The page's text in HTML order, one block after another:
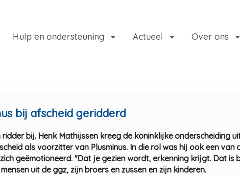
Hulp en ondersteuning Actueel Over ons
bij afscheid geridderd
bij. Henk Mathijssen kreeg de koninklijke onderscheiding
als voorzitter van Plusminus. In die rol was hij ook een van
geëmotioneerd. "Dat je gezien wordt, erkenning krijgt. Dat is
uit de ggz, zijn broers en zussen en zijn kinderen.